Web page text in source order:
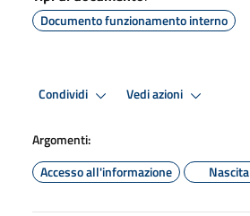
Documento funzionamento interno
Condividi Vedi azioni
Argomenti:
Accesso all'informazione
Nascita